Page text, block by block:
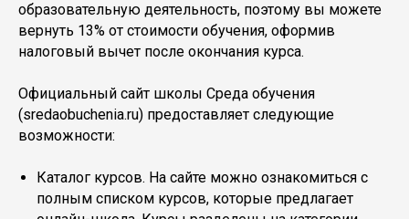
образовательную деятельность, поэтому вы можете
вернуть 13% от стоимости обучения, оформив
налоговый вычет после окончания курса.
Официальный сайт школы Среда обучения
(sredaobuchenia.ru) предоставляет следующие
возможности:
Каталог курсов. На сайте можно ознакомиться с
полным списком курсов, которые предлагает